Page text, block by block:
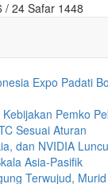
/ 24 Safar 1448